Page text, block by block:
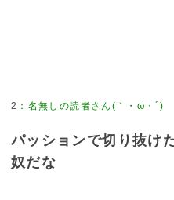
2 ： 名無しの読者さん(｀・ω・´)
パッションで切り抜け
奴だな